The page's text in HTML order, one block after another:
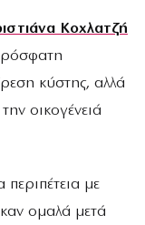
Κοχλατζή
κύστης, αλλά
οικογένειά
περιπέτεια με
ομαλά μετά